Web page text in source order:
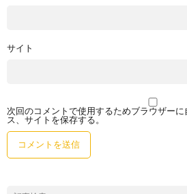
サイト
次回のコメントで使用するためブラウザー
ス、サイトを保存する。